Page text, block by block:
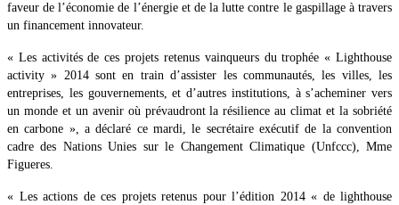
faveur de l’économie de l’énergie et de la lutte contre le gaspillage à travers
un financement innovateur.
« Les activités de ces projets retenus vainqueurs du trophée « Lighthouse
activity » 2014 sont en train d’assister les communautés, les villes, les
entreprises, les gouvernements, et d’autres institutions, à s’acheminer vers
un monde et un avenir où prévaudront la résilience au climat et la sobriété
en carbone », a déclaré ce mardi, le secrétaire exécutif de la convention
cadre des Nations Unies sur le Changement Climatique (Unfccc), Mme
Figueres.
« Les actions de ces projets retenus pour l’édition 2014 « de lighthouse